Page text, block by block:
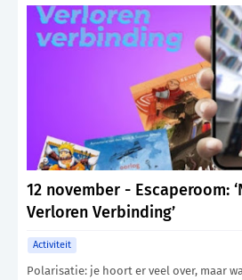
12 november - Escaperoom:
Verloren Verbinding’
Activiteit
Polarisatie: je hoort er veel over, maar